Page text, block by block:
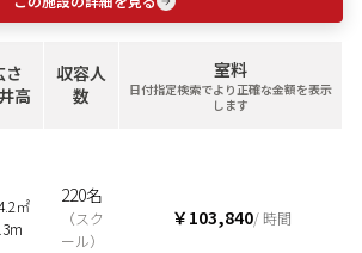
さ
高
収容人
数
室料
日付指定検索でより正確な金額を表示
します
㎡
220名
（スク
ール）
￥103,840/ 時間